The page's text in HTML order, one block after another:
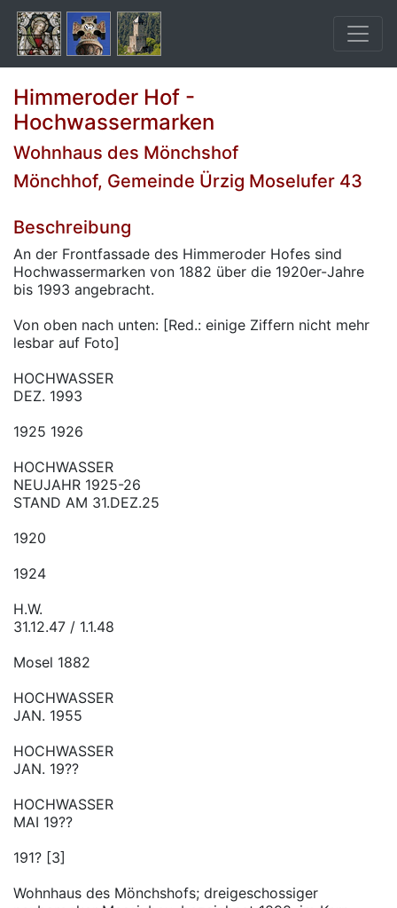
Himmeroder Hof -
Hochwassermarken
Wohnhaus des Mönchshof
Mönchhof, Gemeinde Ürzig Moselufer 43
Beschreibung
An der Frontfassade des Himmeroder Hofes sind
Hochwassermarken von 1882 über die 1920er-Jahre
bis 1993 angebracht.
Von oben nach unten: [Red.: einige Ziffern nicht mehr
lesbar auf Foto]
HOCHWASSER
DEZ. 1993
1925 1926
HOCHWASSER
NEUJAHR 1925-26
STAND AM 31.DEZ.25
1920
1924
H.W.
31.12.47 / 1.1.48
Mosel 1882
HOCHWASSER
JAN. 1955
HOCHWASSER
JAN. 19??
HOCHWASSER
MAI 19??
191? [3]
Wohnhaus des Mönchshofs; dreigeschossiger